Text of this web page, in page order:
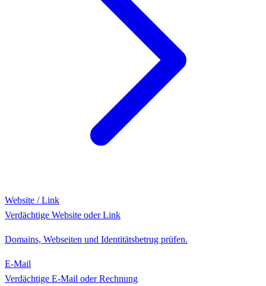
Website / Link
Verdächtige Website oder Link
Domains, Webseiten und Identitätsbetrug prüfen.
E-Mail
Verdächtige E-Mail oder Rechnung